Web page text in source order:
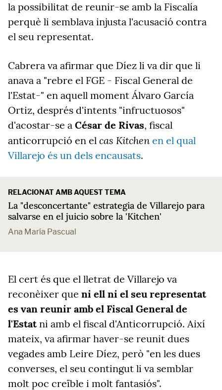
la possibilitat de reunir-se amb la Fiscalía
perquè li semblava injusta l'acusació contra
el seu representat.
Cabrera va afirmar que Díez li va dir que li
anava a "rebre el FGE - Fiscal General de
l'Estat-" en aquell moment Álvaro García
Ortiz, després d'intents "infructuosos"
d'acostar-se a César de Rivas, fiscal
anticorrupció en el cas Kitchen en el qual
Villarejo és un dels encausats.
RELACIONAT AMB AQUEST TEMA
La "desconcertante" estrategia de Villarejo para
salvarse en el juicio sobre la 'Kitchen'
Ana María Pascual
El cert és que el lletrat de Villarejo va
reconèixer que ni ell ni el seu representat
es van reunir amb el Fiscal General de
l'Estatni amb el fiscal d'Anticorrupció. Així
mateix, va afirmar haver-se reunit dues
vegades amb Leire Díez, però "en les dues
converses, el seu contingut li va semblar
molt poc creïble i molt fantasiós".